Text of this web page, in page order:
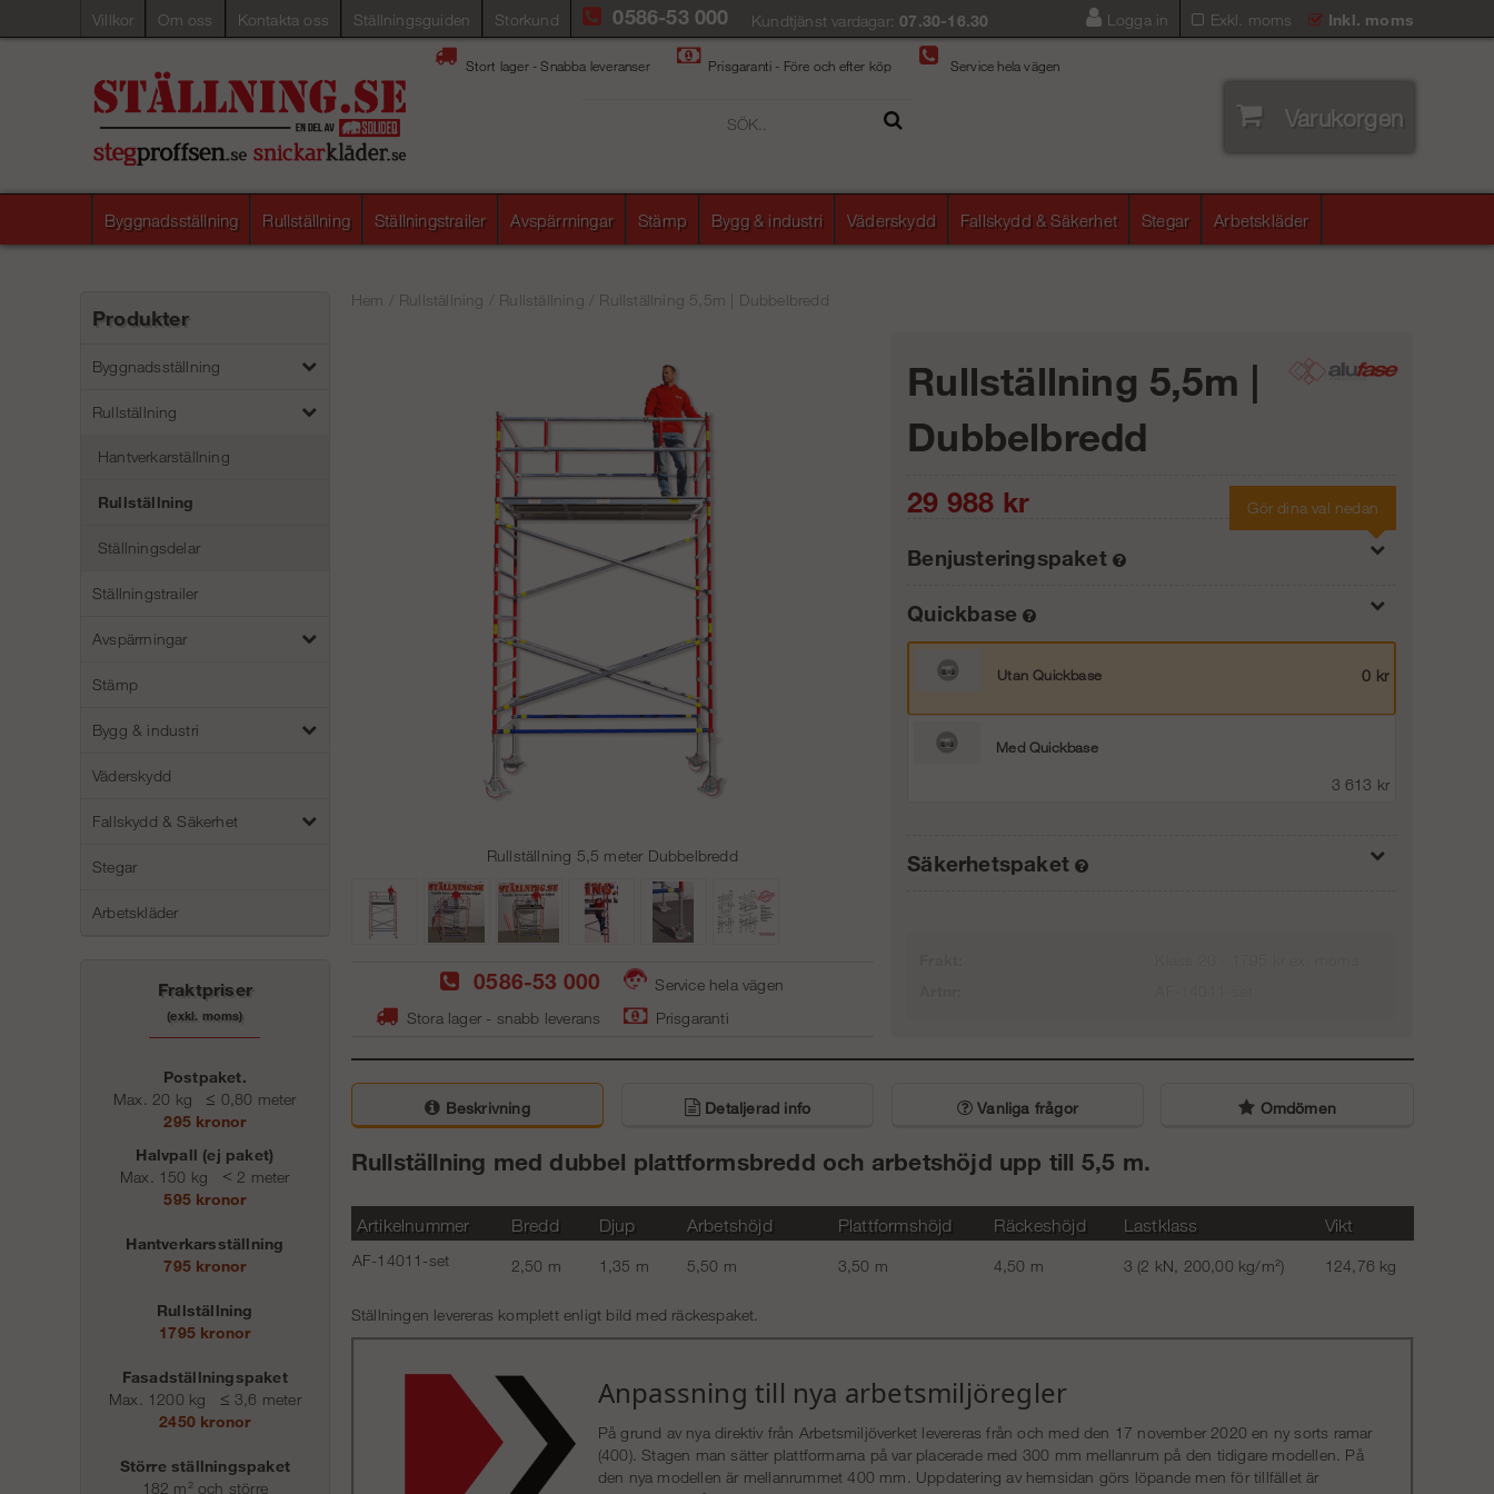
Villkor Om oss Kontakta oss Ställningsguiden Storkund Exkl. moms Inkl. moms
0586-53 000 Kundtjänst vardagar:07.30-16.30 Logga in
Stort lager - Snabba leveranser Prisgaranti - Före och efter köp Service hela vägen
Varukorgen
Byggnadsställning Rullställning Ställningstrailer Avspärrningar Stämp Bygg & industri Väderskydd Fallskydd & Säkerhet Stegar Arbetskläder
Produkter
Byggnadsställning
Rullställning
Hantverkarställning
Rullställning
Ställningsdelar
Ställningstrailer
Avspärrningar
Stämp
Bygg & industri
Väderskydd
Fallskydd & Säkerhet
Stegar
Arbetskläder
Fraktpriser
(exkl. moms)
Postpaket.
Max. 20 kg
≤ 0,80 meter
295 kronor
Halvpall (ej paket)
Max. 150 kg < 2 meter
595 kronor
Hantverkarsställning
795 kronor
Rullställning
1795 kronor
Fasadställningspaket
Max. 1200 kg
≤ 3,6 meter
2450 kronor
Större ställningspaket
182 m² och större
Hem Rullställning Rullställning Rullställning 5,5m | Dubbelbredd
Rullställning 5,5 meter Dubbelbredd
0586-53 000
Service hela vägen
Stora lager - snabb leverans
Prisgaranti
Rullställning 5,5m |
Dubbelbredd
29 988 kr Gör dina val nedan
Benjusteringspaket
Med benjusteringspaket 40 cm
Quickbase
Utan Quickbase 0 kr
Med Quickbase
3 613 kr
SäkerhetspaketLägg i kundvagnen
Beskrivning Detaljerad info Vanliga frågor Omdömen
Rullställning med dubbel plattformsbredd och arbetshöjd upp till 5,5 m.
Artikelnummer Bredd Djup Arbetshöjd Plattformshöjd Räckeshöjd Lastklass Vikt
AF-14011-set 2,50 m 1,35 m 5,50 m 3,50 m 4,50 m 3 (2 kN, 200,00 kg/m²) 124,76 kg
Ställningen levereras komplett enligt bild med räckespaket.
Anpassning till nya arbetsmiljöregler
På grund av nya direktiv från Arbetsmiljöverket levereras från och med den 17 november 2020 en ny sorts ramar
(400). Stagen man sätter plattformarna på var placerade med 300 mm mellanrum på den tidigare modellen. På
den nya modellen är mellanrummet 400 mm. Uppdatering av hemsidan görs löpande men för tillfället är